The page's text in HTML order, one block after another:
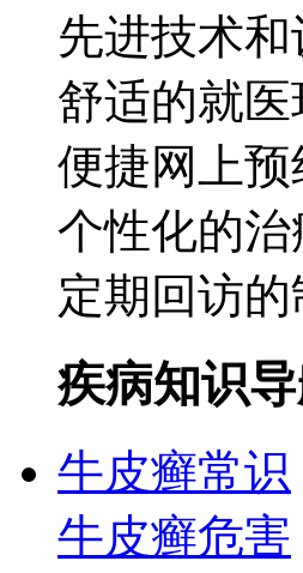
先进技术和
舒适的就医
便捷网上预
个性化的治
定期回访的
疾病知识
牛皮癣常识
牛皮癣危害